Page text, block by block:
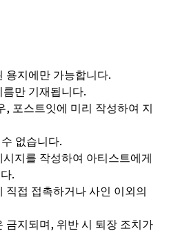
지에만 가능합니다.
만 기재됩니다.
포스트잇에 미리 작성하여 지
없습니다.
지를 작성하여 아티스트에게
.
접 접촉하거나 사인 이외의
지되며, 위반 시 퇴장 조치가